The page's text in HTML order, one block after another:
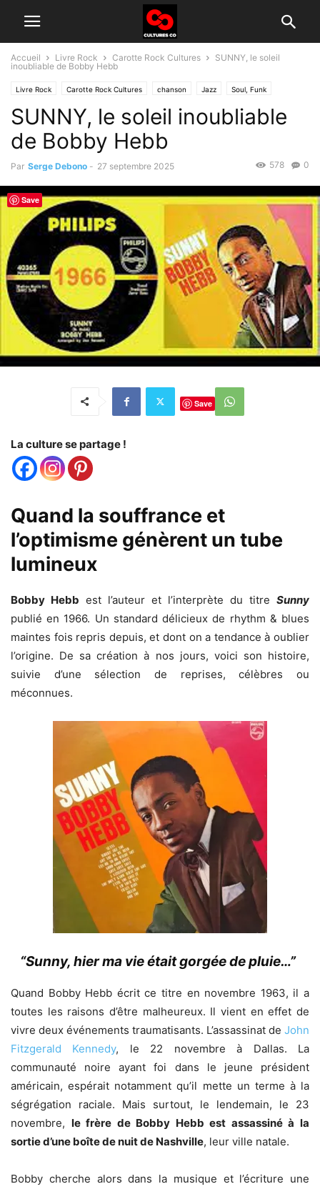
Accueil Livre Rock Carotte Rock Cultures
SUNNY, le soleil
inoubliable de Bobby Hebb
Livre Rock Carotte Rock Cultures chanson Jazz Soul, Funk
SUNNY, le soleil inoubliable
de Bobby Hebb
Par Serge Debono - 27 septembre 2025 0
578
Save
La culture se partage !
Quand la souffrance et
l’optimisme génèrent un tube
lumineux
Bobby Hebb est l’auteur et l’interprète du titre Sunny
publié en 1966. Un standard délicieux de rhythm & blues
maintes fois repris depuis, et dont on a tendance à oublier
l’origine. De sa création à nos jours, voici son histoire,
suivie d’une sélection de reprises, célèbres ou
méconnues.
“Sunny, hier ma vie était gorgée de pluie…”
Quand Bobby Hebb écrit ce titre en novembre 1963, il a
toutes les raisons d’être malheureux. Il vient en effet de
vivre deux événements traumatisants. L’assassinat de John
Fitzgerald Kennedy, le 22 novembre à Dallas. La
communauté noire ayant foi dans le jeune président
américain, espérait notamment qu’il mette un terme à la
ségrégation raciale. Mais surtout, le lendemain, le 23
novembre, le frère de Bobby Hebb est assassiné à la
sortie d’une boîte de nuit de Nashville, leur ville natale.
Bobby cherche alors dans la musique et l’écriture une
Save